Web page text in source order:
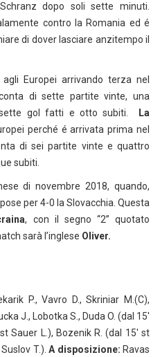
dopo soli sette minuti.
contro la Romania ed é
di dover lasciare anzitempo il
Europei arrivando terza nel
di sette partite vinte, una
gol fatti e otto subiti.
La
perché é arrivata prima nel
di sei partite vinte e quattro
subiti.
di novembre 2018, quando,
per 4-0 la Slovacchia. Questa
, con il segno “2” quotato
sarà l’inglese Oliver.
P., Vavro D., Skriniar M.(C),
J., Lobotka S., Duda O. (dal 15′
Sauer L.), Bozenik R. (dal 15′ st
Suslov T.).A disposizione: Ravas